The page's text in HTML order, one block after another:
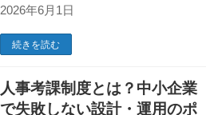
2026年6月1日
続きを読む
人事考課制度とは？中小企業
で失敗しない設計・運用のポ